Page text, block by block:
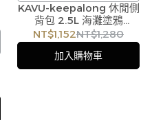
/
訂購注意事項 :
商品流動性快且多個平台共
用庫存，偶有下單後缺貨情
KAVU-keepalong 休閒側
背包 2.5L 海灘塗鴉
#K90092276
NT$1,152NT$1,280
加入購物車